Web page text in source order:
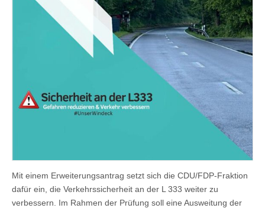
Mit einem Erweiterungsantrag setzt sich die CDU/FDP-Fraktion
dafür ein, die Verkehrssicherheit an der L 333 weiter zu
verbessern. Im Rahmen der Prüfung soll eine Ausweitung der